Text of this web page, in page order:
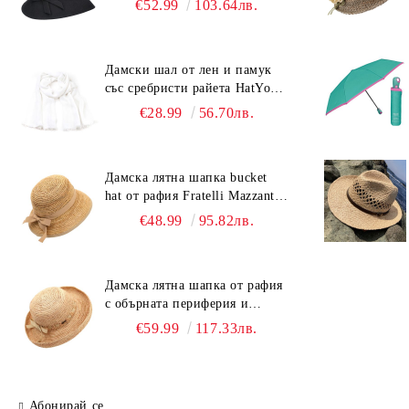
€52.99 103.64лв.
Дамски шал от лен и памук
със сребристи райета HatYou |
90x180 см | Бял
€28.99 56.70лв.
Дамска лятна шапка bucket
hat от рафия Fratelli Mazzanti |
Светлокафяв
€48.99 95.82лв.
Дамска лятна шапка от рафия
с обърната периферия и
бежова лента Fratelli Mazzanti
€59.99 117.33лв.
Абонирай се